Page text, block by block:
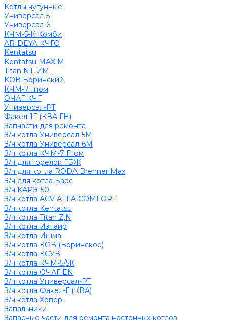
Котлы чугунные
Универсал-5
Универсал-6
КЧМ-5-К Комби
ARIDEYA КЧГО
Kentatsu
Kentatsu MAX M
Titan NT, ZM
КОВ Боринский
КЧМ-7 Гном
ОЧАГ КЧГ
Универсал-РТ
Факел-1Г (КВА ГН)
Запчасти для ремонта
З/ч котла Универсал-5М
З/ч котла Универсал-6М
З/ч котла КЧМ-7 Гном
З/ч для горелок ГБЖ
З/ч для котла RODA Brenner Max
З/ч для котла Барс
З/ч КАРЭ-50
З/ч котла ACV ALFA COMFORT
З/ч котла Kentatsu
З/ч котла Titan Z,N
З/ч котла Изнаир
З/ч котла Ишма
З/ч котла КОВ (Боринское)
З/ч котла КСУВ
З/ч котла КЧМ-5/5К
З/ч котла ОЧАГ EN
З/ч котла Универсал-РТ
З/ч котла Факел-Г (КВА)
З/ч котла Хопер
Запальники
Запасные части для ремонта настенных котлов